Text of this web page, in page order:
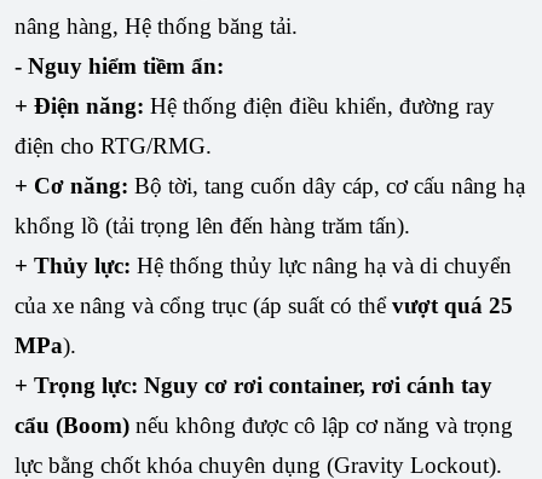
nâng hàng, Hệ thống băng tải.
- Nguy hiểm tiềm ẩn:
+ Điện năng: Hệ thống điện điều khiển, đường ray
điện cho RTG/RMG.
+ Cơ năng: Bộ tời, tang cuốn dây cáp, cơ cấu nâng hạ
khổng lồ (tải trọng lên đến hàng trăm tấn).
+ Thủy lực: Hệ thống thủy lực nâng hạ và di chuyển
của xe nâng và cổng trục (áp suất có thểvượt quá 25
MPa).
+ Trọng lực: Nguy cơ rơi container, rơi cánh tay
cẩu (Boom) nếu không được cô lập cơ năng và trọng
lực bằng chốt khóa chuyên dụng (Gravity Lockout).